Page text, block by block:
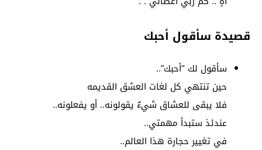
قصيدة سأقول أحبك
سأقول لك “أحبك”..
حين تنتهي كل لغات العشق القديمه
فلا يبقى للعشاق شيءٌ يقولونه.. أو يفعلونه..
عندئذ ستبدأ مهمتي..
في تغيير حجارة هذا العالم..